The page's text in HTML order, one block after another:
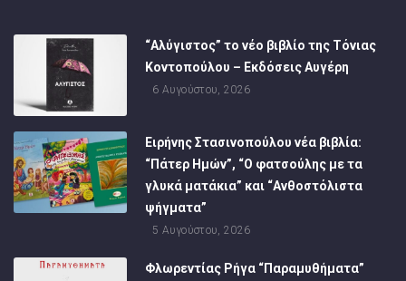
“Αλύγιστος” το νέο βιβλίο της Τόνιας
Κοντοπούλου – Εκδόσεις Αυγέρη
6 Αυγούστου, 2026
Ειρήνης Στασινοπούλου νέα βιβλία:
“Πάτερ Ημών”, “Ο φατσούλης με τα
γλυκά ματάκια” και “Ανθοστόλιστα
ψήγματα”
5 Αυγούστου, 2026
Φλωρεντίας Ρήγα “Παραμυθήματα”